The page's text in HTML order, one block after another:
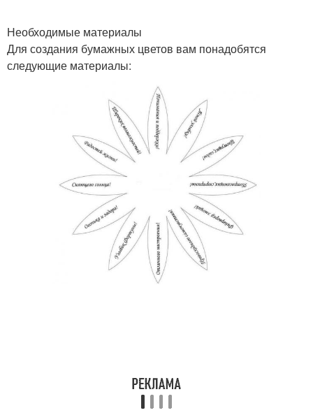
Снежинки для
украшения
Украшения к стенам Украшения для комнаты
Комнаты из бумаги
Украшения в
долгосрочной
перспективе
Необходимые материалы
Для создания бумажных цветов вам понадобятся
следующие материалы: